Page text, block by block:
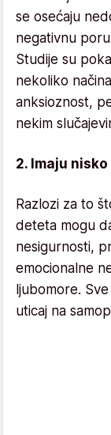
se osećaju
negativnu
Studije su
nekoliko
anksioznost,
nekim
2. Imaju
Razlozi za to
deteta mogu
nesigurnosti,
emocionalne
ljubomore.
uticaj na